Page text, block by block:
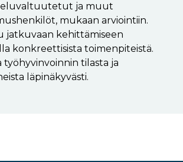
ja muut
mukaan arviointiin.
jatkuvaan kehittämiseen
konkreettisista toimenpiteistä.
työhyvinvoinnin tilasta ja
läpinäkyvästi.